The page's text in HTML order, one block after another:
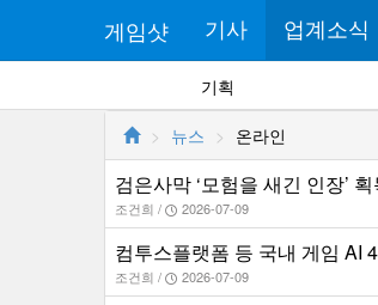
게임샷 기사 업계소식
기획
뉴스 온라인
검은사막 ‘모험을 새긴 인장’
조건희 / 2026-07-09
컴투스플랫폼 등 국내 게임 AI
조건희 / 2026-07-09